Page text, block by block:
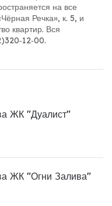
на все
Речка», к. 5, и
квартир. Вся
ЖК "Дуалист"
ЖК "Огни Залива"